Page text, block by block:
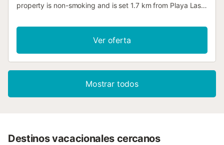
property is non-smoking and is set 1.7 km from Playa Las
Ver oferta
Mostrar todos
Destinos vacacionales cercanos